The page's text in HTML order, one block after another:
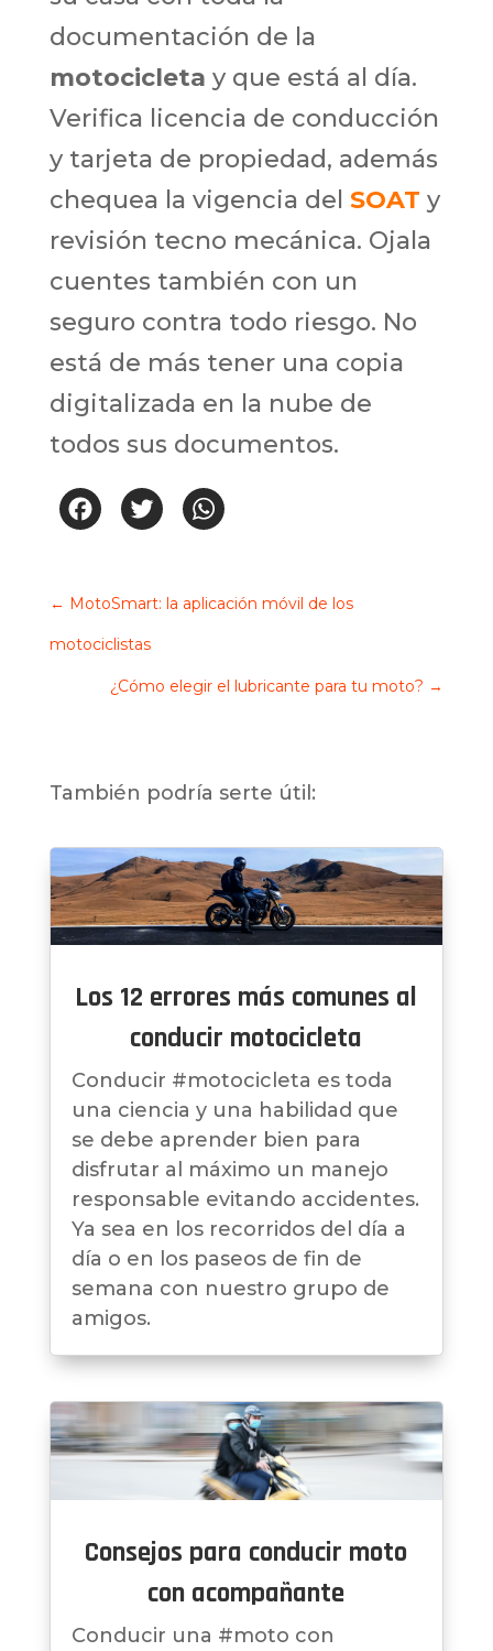
documentación de la
motocicleta y que está al día.
Verifica licencia de conducción
y tarjeta de propiedad, además
chequea la vigencia del SOAT y
revisión tecno mecánica. Ojala
cuentes también con un
seguro contra todo riesgo. No
está de más tener una copia
digitalizada en la nube de
todos sus documentos.
FacebookTwitter
← MotoSmart: la aplicación móvil de los
motociclistas
¿Cómo elegir el lubricante para tu moto? →
También podría serte útil:
Los 12 errores más comunes al
conducir motocicleta
Conducir #motocicleta es toda
una ciencia y una habilidad que
se debe aprender bien para
disfrutar al máximo un manejo
responsable evitando accidentes.
Ya sea en los recorridos del día a
día o en los paseos de fin de
semana con nuestro grupo de
amigos.
Consejos para conducir moto
con acompañante
Conducir una #moto con